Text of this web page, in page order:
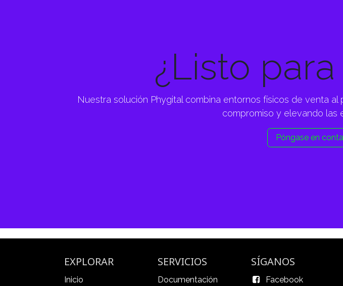
¿Listo
Nuestra solución Phygital combina entornos físicos de venta
compromiso y elevando las
Póngase en
EXPLORAR
Inicio
SERVICIOS
Documentación
SÍGANOS
Facebook